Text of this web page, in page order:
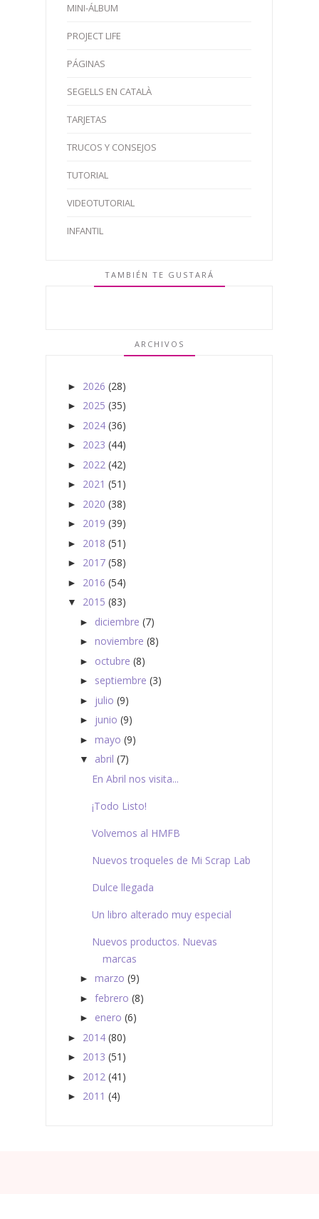
MINI-ÁLBUM
PROJECT LIFE
PÁGINAS
SEGELLS EN CATALÀ
TARJETAS
TRUCOS Y CONSEJOS
TUTORIAL
VIDEOTUTORIAL
INFANTIL
TAMBIÉN TE GUSTARÁ
ARCHIVOS
► 2026 (28)
► 2025 (35)
► 2024 (36)
► 2023 (44)
► 2022 (42)
► 2021 (51)
► 2020 (38)
► 2019 (39)
► 2018 (51)
► 2017 (58)
► 2016 (54)
▼ 2015 (83)
► diciembre (7)
► noviembre (8)
► octubre (8)
► septiembre (3)
► julio (9)
► junio (9)
► mayo (9)
▼ abril (7)
En Abril nos visita...
¡Todo Listo!
Volvemos al HMFB
Nuevos troqueles de Mi Scrap Lab
Dulce llegada
Un libro alterado muy especial
Nuevos productos. Nuevas
marcas
► marzo (9)
► febrero (8)
► enero (6)
► 2014 (80)
► 2013 (51)
► 2012 (41)
► 2011 (4)